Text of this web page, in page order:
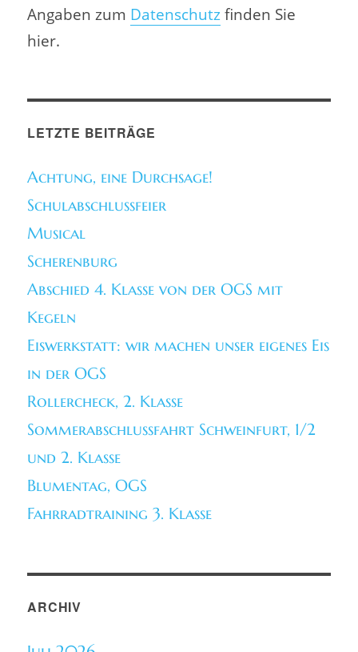
Angaben zum Datenschutzfinden Sie
hier.
LETZTE BEITRÄGE
Achtung, eine Durchsage!
Schulabschlussfeier
Musical
Scherenburg
Abschied 4. Klasse von der OGS mit
Kegeln
Eiswerkstatt: wir machen unser eigenes Eis
in der OGS
Rollercheck, 2. Klasse
Sommerabschlussfahrt Schweinfurt, 1/2
und 2. Klasse
Blumentag, OGS
Fahrradtraining 3. Klasse
ARCHIV